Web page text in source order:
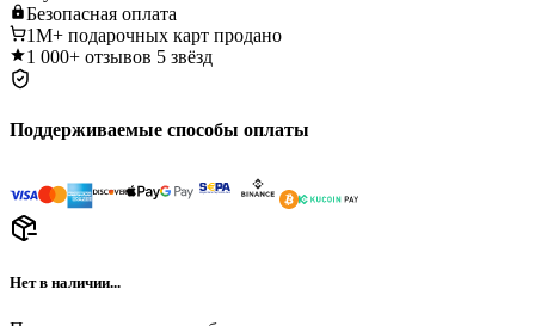
Безопасная оплата
1M+ подарочных карт продано
1 000+ отзывов 5 звёзд
Поддерживаемые способы оплаты
Нет в наличии...